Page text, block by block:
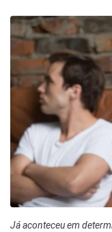
Já aconteceu em